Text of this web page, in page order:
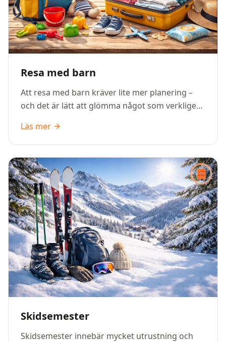
Resa med barn
Att resa med barn kräver lite mer planering –
och det är lätt att glömma något som verkligen
med både det praktiska och det som gör resan
tryggare och smidigare för hela familjen.
Läs mer
Skidsemester
Skidsemester innebär mycket utrustning och